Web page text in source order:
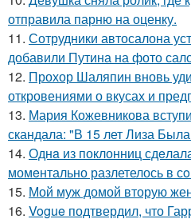
отправила парню на оценку.
11. Сотрудники автосалона
добавили Путина на фото
12. Прохор Шаляпин вновь
откровениями о вкусах и
13. Мария Кожевникова
скандала: "В 15 лет Лиза
14. Однa из поклонниц
момeнтально разлетелось в
15. Мой муж домой вторую
16. Vogue подтвердил, что